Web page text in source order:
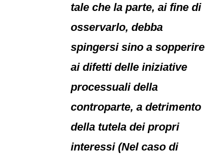
tale che la parte, ai fine di
osservarlo, debba
spingersi sino a sopperire
ai difetti delle iniziative
processuali della
controparte, a detrimento
della tutela dei propri
interessi (Nel caso di